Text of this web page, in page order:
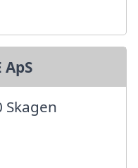
ApS
Skagen